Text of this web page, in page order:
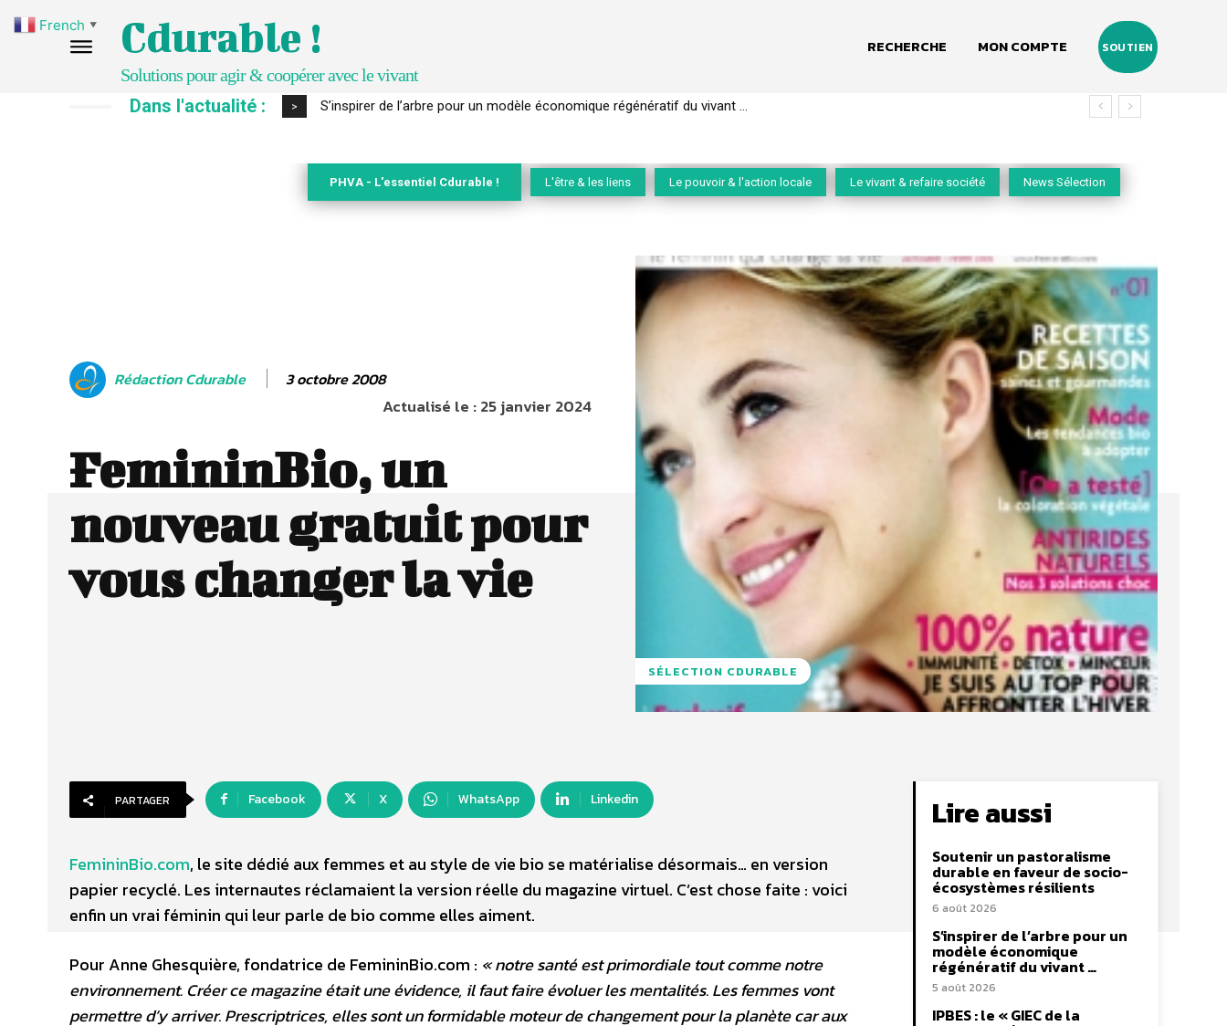
Cdurable !
Solutions pour agir & coopérer avec le vivant
RECHERCHE MON COMPTE SOUTIEN
Dans l'actualité : > IPBES : le « GIEC de la biodiversité » appelle les entreprises à devenir des alliées du vivant
PHVA - L'essentiel Cdurable ! L'être & les liens Le pouvoir & l'action locale Le vivant & refaire société News Sélection
Rédaction Cdurable 3 octobre 2008
Actualisé le :25 janvier 2024
FemininBio, un
nouveau gratuit pour
vous changer la vie
SÉLECTION CDURABLE
PARTAGER Facebook X WhatsApp Linkedin
FemininBio.com, le site dédié aux femmes et au style de vie bio se matérialise désormais… en version
papier recyclé. Les internautes réclamaient la version réelle du magazine virtuel. C’est chose faite : voici
enfin un vrai féminin qui leur parle de bio comme elles aiment.
Pour Anne Ghesquière, fondatrice de FemininBio.com : « notre santé est primordiale tout comme notre
environnement. Créer ce magazine était une évidence, il faut faire évoluer les mentalités. Les femmes vont
permettre d’y arriver. Prescriptrices, elles sont un formidable moteur de changement pour la planète car aux
Lire aussi
Soutenir un pastoralisme
durable en faveur de socio-
écosystèmes résilients
6 août 2026
S’inspirer de l’arbre pour un
modèle économique
régénératif du vivant …
5 août 2026
IPBES : le « GIEC de la
French ▼